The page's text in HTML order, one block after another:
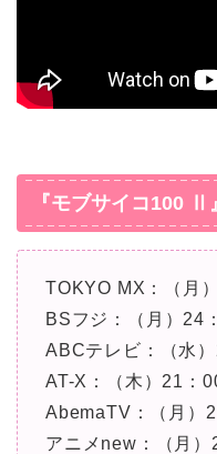
『モブサイコ100 Ⅱ
TOKYO MX：（月
BSフジ：（月）24
ABCテレビ：（水
AT-X：（木）21：
AbemaTV：（月）
アニメnew：（月）